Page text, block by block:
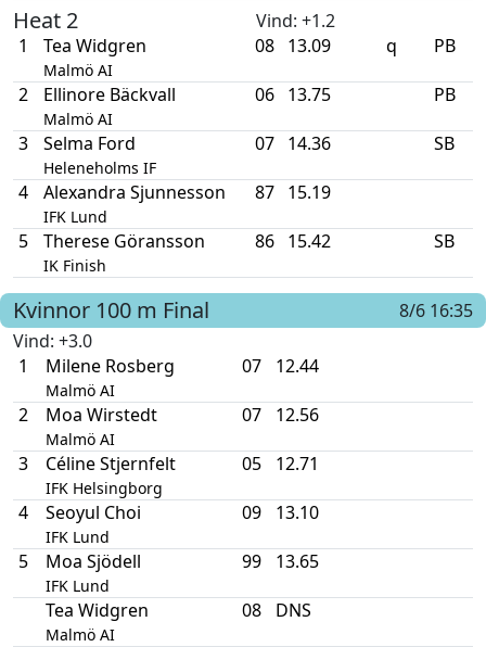
Heat 2 Vind: +1.2
1
Tea Widgren
Malmö AI
08 13.09 q PB
2 Ellinore Bäckvall
Malmö AI
06 13.75 PB
3 Selma Ford
Heleneholms IF
07 14.36 SB
4 Alexandra Sjunnesson
IFK Lund
87 15.19
5 Therese Göransson
IK Finish
86 15.42 SB
Kvinnor 100 m Final
8/6 16:35
Vind: +3.0
1
Milene Rosberg
Malmö AI
07 12.44
2 Moa Wirstedt
Malmö AI
07 12.56
3 Céline Stjernfelt
IFK Helsingborg
05 12.71
4 Seoyul Choi
IFK Lund
09 13.10
5 Moa Sjödell
IFK Lund
99 13.65
Tea Widgren
Malmö AI
08 DNS